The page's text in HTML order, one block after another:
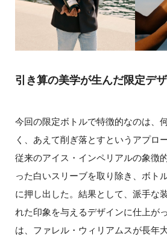
引き算の美学が生んだ限定デ
今回の限定ボトルで特徴的なのは、
く、あえて削ぎ落とすというアプロ
従来のアイス・インペリアルの象徴
った白いスリーブを取り除き、ボト
に押し出した。結果として、派手な
れた印象を与えるデザインに仕上が
は、ファレル・ウィリアムスが長年